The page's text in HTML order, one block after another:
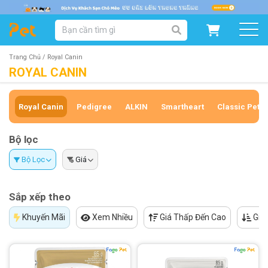
DANH MỤC SẢN PHẨM
SẢN PHẨM DÀNH CHO MÈO
SẨN PHẨM THEO THƯƠNG HIỆU
Trang Chủ / Royal Canin
ROYAL CANIN
Royal Canin Pedigree ALKIN Smartheart Classic Pets
Bộ lọc
Bộ Lọc Giá
Sắp xếp theo
Khuyến Mãi Xem Nhiều Giá Thấp Đến Cao Giá